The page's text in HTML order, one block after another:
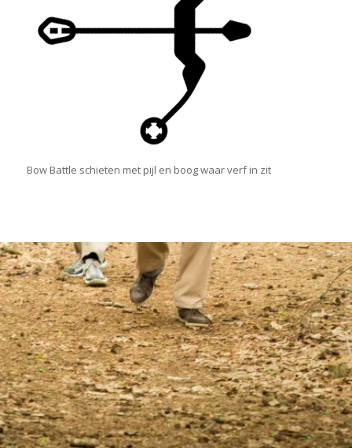
Bow Battle schieten met pijl en boog waar verf in zit